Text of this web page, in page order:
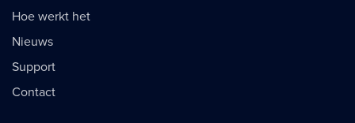
Hoe werkt het
Nieuws
Support
Contact